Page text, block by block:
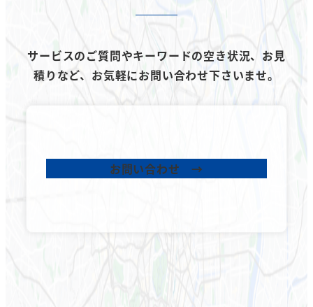
サービスのご質問やキーワードの空き状況、お見
積りなど、 お気軽にお問い合わせ下さいませ。
お問い合わせ →